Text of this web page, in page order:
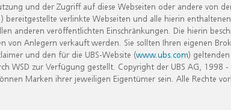
und der Zugriff auf diese Webseiten oder andere von
verlinkte Webseiten und alle hierin
anderen veröffentlichten Einschränkungen. Die hierin
Anlegern verkauft werden. Sie sollten Ihren eigenen
und den für die UBS-Website (www.ubs.com)
zur Verfügung gestellt. Copyright der UBS AG, 1998
Marken ihrer jeweiligen Eigentümer sein. Alle Rechte